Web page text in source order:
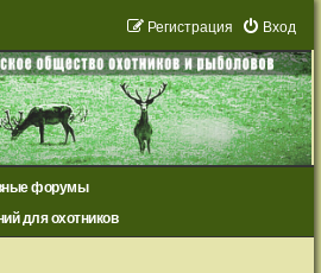
Вход
Регистрация
форумы
для охотников